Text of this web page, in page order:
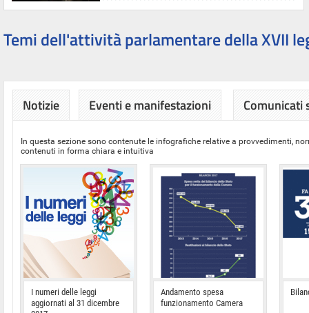
Temi dell'attività parlamentare della XVII
Notizie Eventi e manifestazioni Comunicati
In questa sezione sono contenute le infografiche relative a provvedimenti,
contenuti in forma chiara e intuitiva
I numeri delle leggi
aggiornati al 31 dicembre
Andamento spesa
funzionamento Camera